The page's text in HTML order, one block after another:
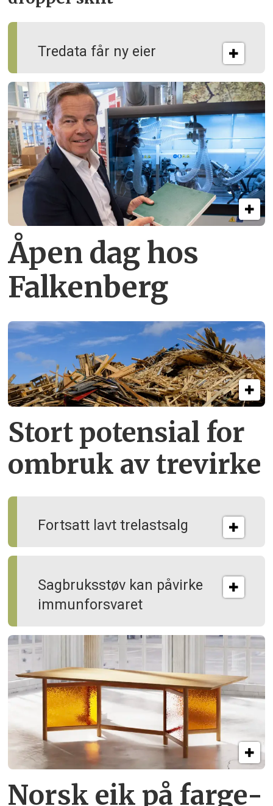
Tredata får ny eier
Åpen dag hos
Falkenberg
Stort potensial for
ombruk av tre­virke
Fortsatt lavt trelastsalg
Sagbruksstøv kan på­virke
immun­forsvaret
Norsk eik på farge­